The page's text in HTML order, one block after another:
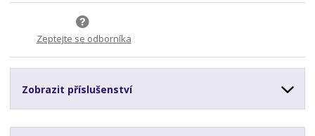
Zeptejte se odborníka
Zobrazit příslušenství